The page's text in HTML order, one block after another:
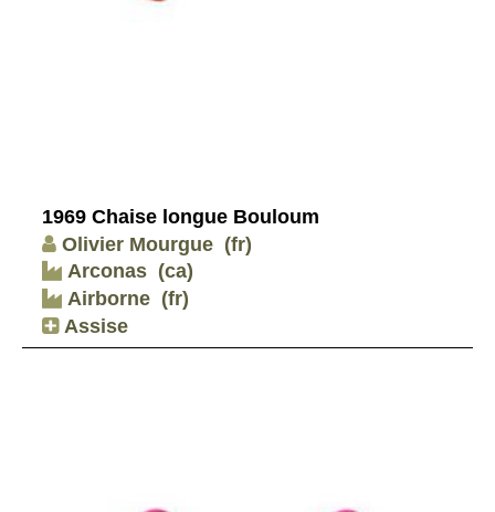
1969 Chaise longue Bouloum
Olivier Mourgue (fr)
Arconas (ca)
Airborne (fr)
Assise